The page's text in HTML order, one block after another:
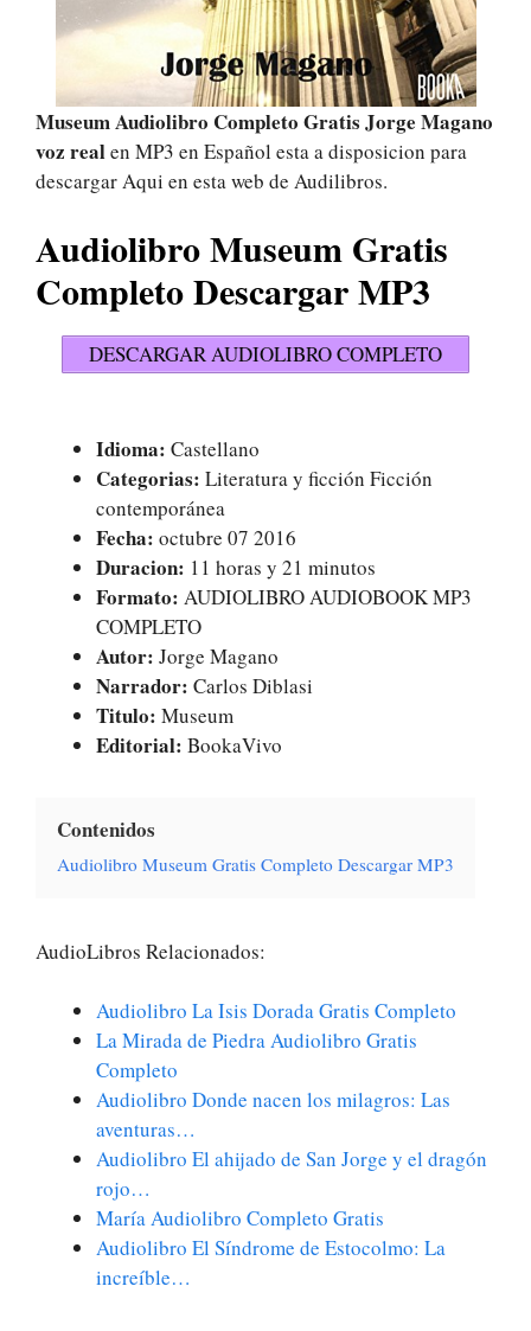
Museum Audiolibro Completo Gratis Jorge Magano
voz realen MP3 en Español esta a disposicion para
descargar Aqui en esta web de Audilibros.
Audiolibro Museum Gratis
Completo Descargar MP3
DESCARGAR AUDIOLIBRO COMPLETO
Idioma: Castellano
Categorias: Literatura y ficción Ficción
contemporánea
Fecha: octubre 07 2016
Duracion: 11 horas y 21 minutos
Formato: AUDIOLIBRO AUDIOBOOK MP3
COMPLETO
Autor: Jorge Magano
Narrador: Carlos Diblasi
Titulo: Museum
Editorial: BookaVivo
Contenidos
Audiolibro Museum Gratis Completo Descargar MP3
AudioLibros Relacionados:
Audiolibro La Isis Dorada Gratis Completo
La Mirada de Piedra Audiolibro Gratis
Completo
Audiolibro Donde nacen los milagros: Las
aventuras…
Audiolibro El ahijado de San Jorge y el dragón
rojo…
María Audiolibro Completo Gratis
Audiolibro El Síndrome de Estocolmo: La
increíble…